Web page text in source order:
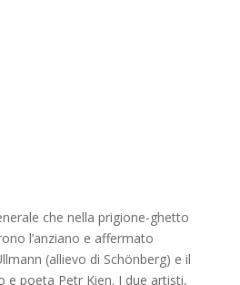
che nella prigione-ghetto
l’anziano e affermato
(allievo di Schönberg) e il
e poeta Petr Kien. I due artisti,